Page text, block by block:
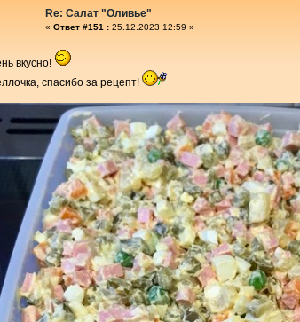
Re: Салат "Оливье"
« Ответ #151 : 25.12.2023 12:59 »
вкусно!
спасибо за рецепт!